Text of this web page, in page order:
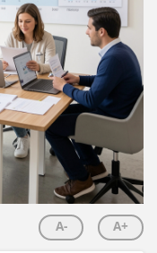
A- A+